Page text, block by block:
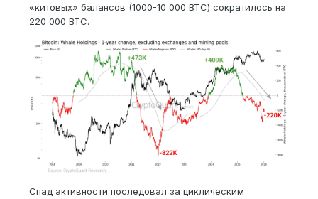
«китовых» балансов (1000-10 000 BTC) сократилось на
220 000 BTC.
Спад активности последовал за циклическим